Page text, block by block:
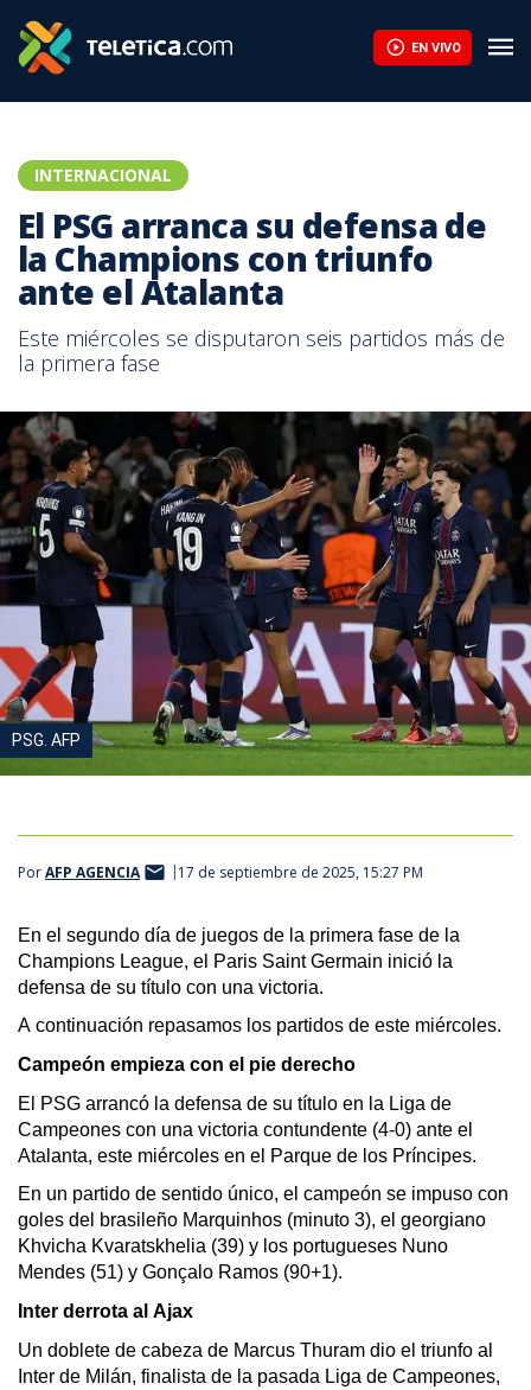
EN VIVO
INTERNACIONAL
El PSG arranca su defensa de
la Champions con triunfo
ante el Atalanta
Este miércoles se disputaron seis partidos más de
la primera fase
PSG. AFP
PorAFP AGENCIA 17 de septiembre de 2025, 15:27 PM
En el segundo día de juegos de la primera fase de la
Champions League, el Paris Saint Germain inició la
defensa de su título con una victoria.
A continuación repasamos los partidos de este miércoles.
Campeón empieza con el pie derecho
El PSG arrancó la defensa de su título en la Liga de
Campeones con una victoria contundente (4-0) ante el
Atalanta, este miércoles en el Parque de los Príncipes.
En un partido de sentido único, el campeón se impuso con
goles del brasileño Marquinhos
Khvicha Kvaratskhelia
Mendes (51) y Gonçalo Ramos (90+1).
Inter derrota al Ajax
Un doblete de cabeza de Marcus Thuram dio el triunfo al
Inter de Milán, finalista de la pasada Liga de Campeones,